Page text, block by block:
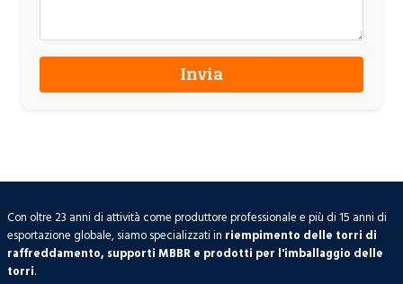
Con oltre 23 anni di attività come produttore professionale e più di 15 anni di
esportazione globale, siamo specializzati in riempimento delle torri di
raffreddamento, supporti MBBR e prodotti per l'imballaggio delle
torri.